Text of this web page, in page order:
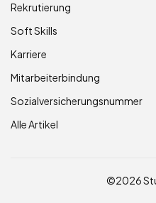
Rekrutierung
Soft Skills
Karriere
Mitarbeiterbindung
Sozialversicherungsnummer
Alle Artikel
©2026